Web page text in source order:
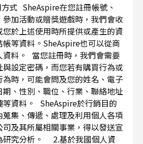
式 SheAspire在您註冊帳號、
加活動或贈獎遊戲時，我們會收
於上述使用時所提供或產生的資
等資料。SheAspire也可以從商
資料。 當您註冊時，我們會需要
設定密碼，而您若有購買行為或
時，可能會問及您的姓名、電子
、性別、職位、行業、聯絡地址
等資料。 SheAspire於行銷目的
集、傳遞、處理及利用個人各項
及其所屬相關事業，得以發送宣
研究分析。 2.基於我國個人資